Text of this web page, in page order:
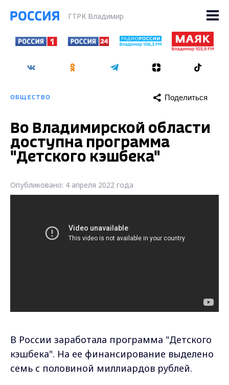
ГТРК Владимир
ОБЩЕСТВО Поделиться
Во Владимирской области
доступна программа
"Детского кэшбека"
Опубликовано: 4 апреля 2022 года
В России заработала программа "Детского
кэшбека". На ее финансирование выделено
семь с половиной миллиардов рублей.